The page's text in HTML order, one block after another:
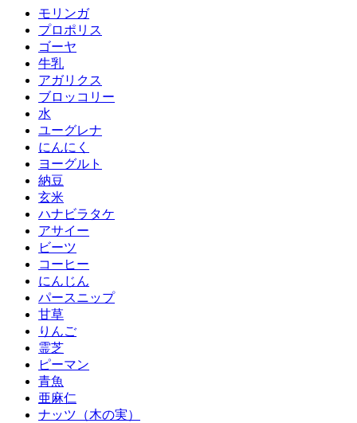
モリンガ
プロポリス
ゴーヤ
牛乳
アガリクス
ブロッコリー
水
ユーグレナ
にんにく
ヨーグルト
納豆
玄米
ハナビラタケ
アサイー
ビーツ
コーヒー
にんじん
パースニップ
甘草
りんご
霊芝
ピーマン
青魚
亜麻仁
ナッツ（木の実）